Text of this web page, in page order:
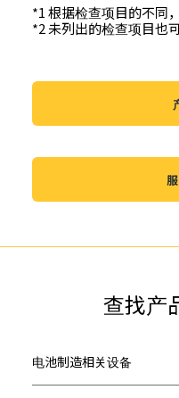
*1 根据检查项目的不同
*2 未列出的检查项目也
查找产
电池制造相关设备